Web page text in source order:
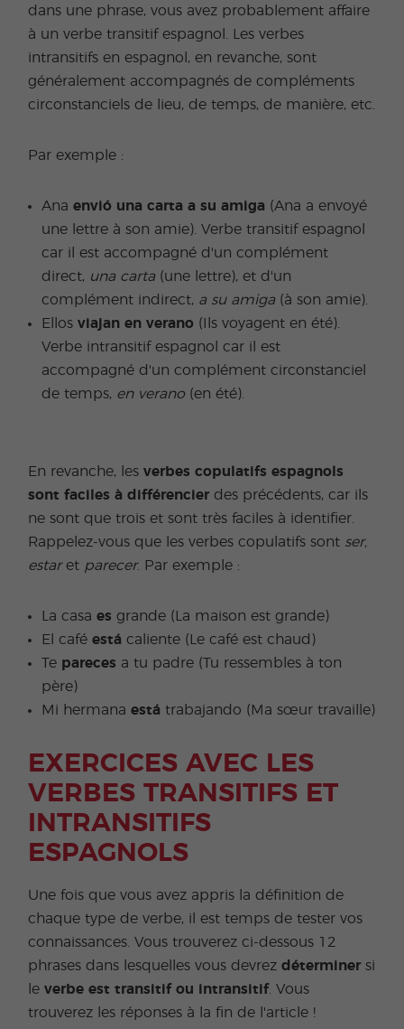
dans une phrase, vous avez probablement affaire
à un verbe transitif espagnol. Les verbes
intransitifs en espagnol, en revanche, sont
généralement accompagnés de compléments
circonstanciels de lieu, de temps, de manière, etc.
Par exemple :
Anaenvió una carta a su amiga (Ana a envoyé
une lettre à son amie). Verbe transitif espagnol
car il est accompagné d'un complément
direct, una carta(une lettre), et d'un
complément indirect, a su amiga(à son amie).
Ellosviajan en verano (Ils voyagent en été).
Verbe intransitif espagnol car il est
accompagné d'un complément circonstanciel
de temps, en verano (en été).
En revanche, lesverbes copulatifs espagnols
sont faciles à différencier des précédents, car ils
ne sont que trois et sont très faciles à identifier.
Rappelez-vous que les verbes copulatifs sont ser,
estaret parecer. Par exemple :
La casaes grande (La maison est grande)
El caféestá caliente (Le café est chaud)
Te pareces a tu padre (Tu ressembles à ton
père)
Mi hermanaestá trabajando (Ma sœur travaille)
EXERCICES AVEC LES
VERBES TRANSITIFS ET
INTRANSITIFS
ESPAGNOLS
Une fois que vous avez appris la définition de
chaque type de verbe, il est temps de tester vos
connaissances. Vous trouverez ci-dessous 12
phrases dans lesquelles vous devrezdéterminer si
leverbe est transitif ou intransitif. Vous
trouverez les réponses à la fin de l'article !